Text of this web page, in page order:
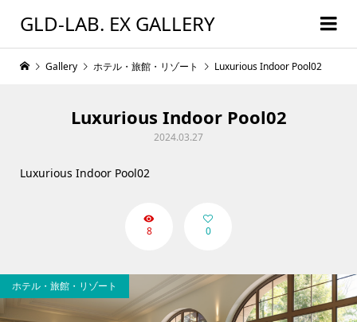
GLD-LAB. EX GALLERY
Gallery ホテル・旅館・リゾート Luxurious Indoor Pool02
Luxurious Indoor Pool02
2024.03.27
Luxurious Indoor Pool02
8 0
ホテル・旅館・リゾート